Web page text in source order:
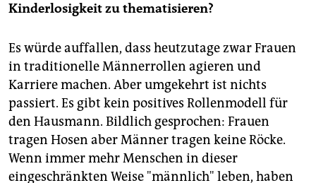
Kinderlosigkeit zu thematisieren?
Es würde auffallen, dass heutzutage zwar Frauen
in traditionelle Männerrollen agieren und
Karriere machen. Aber umgekehrt ist nichts
passiert. Es gibt kein positives Rollenmodell für
den Hausmann. Bildlich gesprochen: Frauen
tragen Hosen aber Männer tragen keine Röcke.
Wenn immer mehr Menschen in dieser
eingeschränkten Weise "männlich" leben, haben